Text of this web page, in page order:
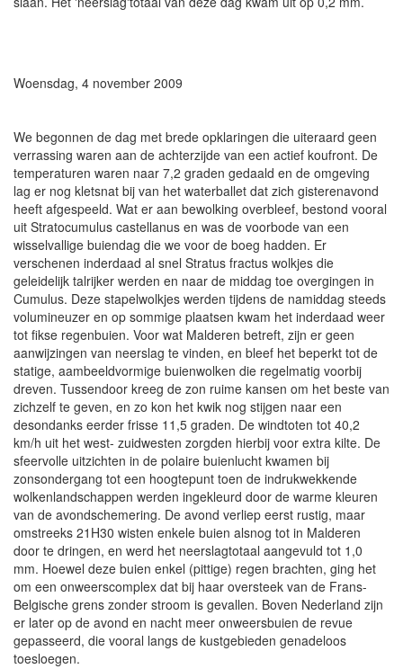
Woensdag, 4 november 2009
We begonnen de dag met brede opklaringen die uiteraard geen
verrassing waren aan de achterzijde van een actief koufront. De
temperaturen waren naar 7,2 graden gedaald en de omgeving
lag er nog kletsnat bij van het waterballet dat zich gisterenavond
heeft afgespeeld. Wat er aan bewolking overbleef, bestond vooral
uit Stratocumulus castellanus en was de voorbode van een
wisselvallige buiendag die we voor de boeg hadden. Er
verschenen inderdaad al snel Stratus fractus wolkjes die
geleidelijk talrijker werden en naar de middag toe overgingen in
Cumulus. Deze stapelwolkjes werden tijdens de namiddag steeds
volumineuzer en op sommige plaatsen kwam het inderdaad weer
tot fikse regenbuien. Voor wat Malderen betreft, zijn er geen
aanwijzingen van neerslag te vinden, en bleef het beperkt tot de
statige, aambeeldvormige buienwolken die regelmatig voorbij
dreven. Tussendoor kreeg de zon ruime kansen om het beste van
zichzelf te geven, en zo kon het kwik nog stijgen naar een
desondanks eerder frisse 11,5 graden. De windtoten tot 40,2
km/h uit het west- zuidwesten zorgden hierbij voor extra kilte. De
sfeervolle uitzichten in de polaire buienlucht kwamen bij
zonsondergang tot een hoogtepunt toen de indrukwekkende
wolkenlandschappen werden ingekleurd door de warme kleuren
van de avondschemering. De avond verliep eerst rustig, maar
omstreeks 21H30 wisten enkele buien alsnog tot in Malderen
door te dringen, en werd het neerslagtotaal aangevuld tot 1,0
mm. Hoewel deze buien enkel (pittige) regen brachten, ging het
om een onweerscomplex dat bij haar oversteek van de Frans-
Belgische grens zonder stroom is gevallen. Boven Nederland zijn
er later op de avond en nacht meer onweersbuien de revue
gepasseerd, die vooral langs de kustgebieden genadeloos
toesloegen.